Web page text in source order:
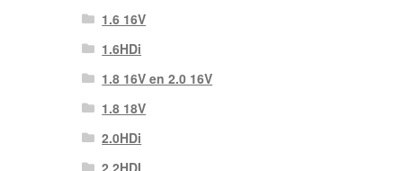
1.6 16V
1.6HDi
1.8 16V en 2.0 16V
1.8 18V
2.0HDi
2.2HDI